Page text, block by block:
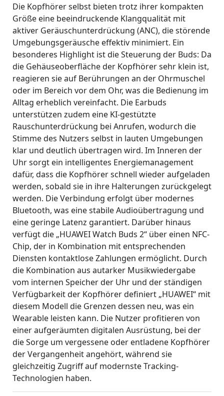
Die Kopfhörer selbst bieten trotz ihrer kompakten
Größe eine beeindruckende Klangqualität mit
aktiver Geräuschunterdrückung (ANC), die störende
Umgebungsgeräusche effektiv minimiert. Ein
besonderes Highlight ist die Steuerung der Buds: Da
die Gehäuseoberfläche der Kopfhörer sehr klein ist,
reagieren sie auf Berührungen an der Ohrmuschel
oder im Bereich vor dem Ohr, was die Bedienung im
Alltag erheblich vereinfacht. Die Earbuds
unterstützen zudem eine KI-gestützte
Rauschunterdrückung bei Anrufen, wodurch die
Stimme des Nutzers selbst in lauten Umgebungen
klar und deutlich übertragen wird. Im Inneren der
Uhr sorgt ein intelligentes Energiemanagement
dafür, dass die Kopfhörer schnell wieder aufgeladen
werden, sobald sie in ihre Halterungen zurückgelegt
werden. Die Verbindung erfolgt über modernes
Bluetooth, was eine stabile Audioübertragung und
eine geringe Latenz garantiert. Darüber hinaus
verfügt die „HUAWEI Watch Buds 2“ über einen NFC-
Chip, der in Kombination mit entsprechenden
Diensten kontaktlose Zahlungen ermöglicht. Durch
die Kombination aus autarker Musikwiedergabe
vom internen Speicher der Uhr und der ständigen
Verfügbarkeit der Kopfhörer definiert „HUAWEI“ mit
diesem Modell die Grenzen dessen neu, was ein
Wearable leisten kann. Die Nutzer profitieren von
einer aufgeräumten digitalen Ausrüstung, bei der
die Sorge um vergessene oder entladene Kopfhörer
der Vergangenheit angehört, während sie
gleichzeitig Zugriff auf modernste Tracking-
Technologien haben.